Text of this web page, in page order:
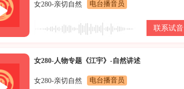
女280-亲切自然 电台播音员
联系试音
女280-人物专题《江宇》-自然讲述
女280-亲切自然 电台播音员